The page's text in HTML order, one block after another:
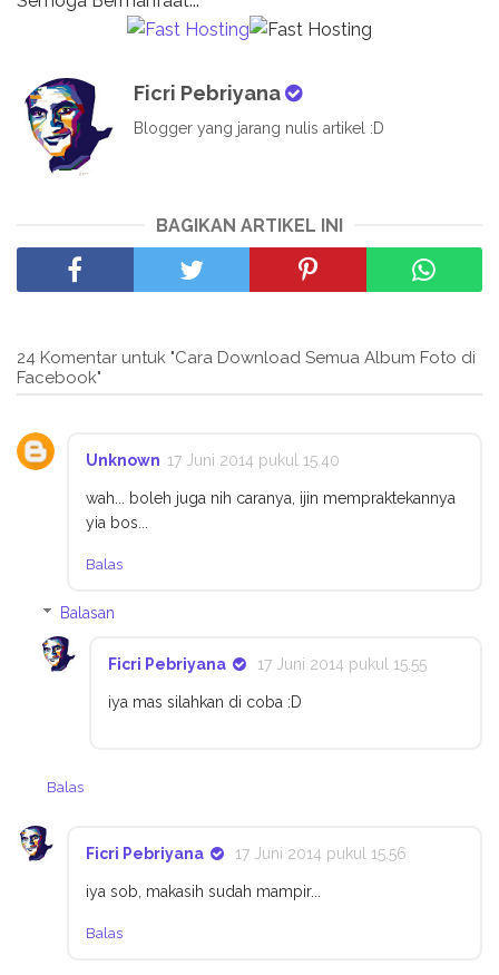
Ficri Pebriyana
Blogger yang jarang nulis artikel :D
BAGIKAN ARTIKEL INI
24 Komentar untuk "Cara Download Semua Album Foto di
Facebook"
Unknown 17 Juni 2014 pukul 15.40
wah... boleh juga nih caranya, ijin mempraktekannya
yia bos...
Balas
Balasan
Ficri Pebriyana 17 Juni 2014 pukul 15.55
iya mas silahkan di coba :D
Balas
Ficri Pebriyana 17 Juni 2014 pukul 15.56
iya sob, makasih sudah mampir...
Balas